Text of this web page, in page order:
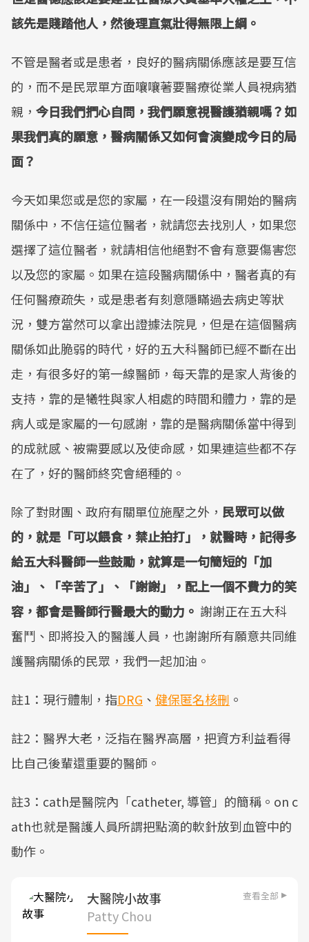
該先是賤踏他人，然後理直氣壯得無限上綱。
不管是醫者或是患者，良好的醫病關係應該是要互信
的，而不是民眾單方面嚷嚷著要醫療從業人員視病猶
親， 今日我們捫心自問，我們願意視醫護猶親嗎？如
果我們真的願意，醫病關係又如何會演變成今日的局
面？
今天如果您或是您的家屬，在一段還沒有開始的醫病
關係中，不信任這位醫者，就請您去找別人，如果您
選擇了這位醫者，就請相信他絕對不會有意要傷害您
以及您的家屬。如果在這段醫病關係中，醫者真的有
任何醫療疏失，或是患者有刻意隱瞞過去病史等狀
況，雙方當然可以拿出證據法院見，但是在這個醫病
關係如此脆弱的時代，好的五大科醫師已經不斷在出
走，有很多好的第一線醫師，每天靠的是家人背後的
支持，靠的是犧牲與家人相處的時間和體力，靠的是
病人或是家屬的一句感謝，靠的是醫病關係當中得到
的成就感、被需要感以及使命感，如果連這些都不存
在了，好的醫師終究會絕種的。
除了對財團、政府有關單位施壓之外， 民眾可以做
的，就是「可以餵食，禁止拍打」，就醫時，記得多
給五大科醫師一些鼓勵，就算是一句簡短的「加
油」、「辛苦了」、「謝謝」，配上一個不費力的笑
容，都會是醫師行醫最大的動力。 謝謝正在五大科
奮鬥、即將投入的醫護人員，也謝謝所有願意共同維
護醫病關係的民眾，我們一起加油。
註1：現行體制，指DRG 、 健保匿名核刪 。
註2：醫界大老，泛指在醫界高層，把資方利益看得
比自己後輩還重要的醫師。
註3：cath是醫院內「catheter, 導管」的簡稱。on c
ath也就是醫護人員所謂把點滴的軟針放到血管中的
動作。
大醫院小故事 查看全部
Patty Chou